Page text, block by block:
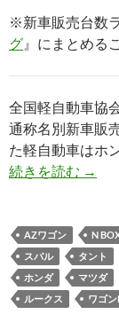
※新車販売台数
グ 』にまとめる
全国軽自動車協
通称名別新車販
た軽自動車はホ
続きを読む →
AZワゴン N
スバル
タント
ホンダ
マツダ
ルークス
ワゴン